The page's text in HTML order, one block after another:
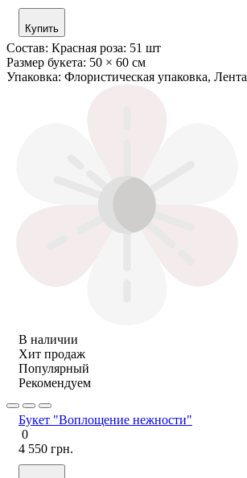
Купить
Состав: Красная роза: 51 шт
Размер букета: 50 × 60 см
Упаковка: Флористическая упаковка, Лента
В наличии
Хит продаж
Популярный
Рекомендуем
Букет "Воплощение нежности"
0
4 550 грн.